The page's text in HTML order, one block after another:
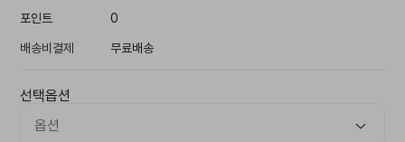
포인트 0
배송비결제 무료배송
선택옵션